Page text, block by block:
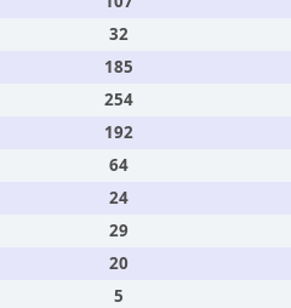
32
185
254
192
64
24
29
20
5